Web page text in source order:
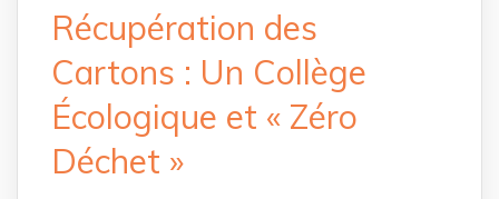
Récupération des
Cartons : Un Collège
Écologique et « Zéro
Déchet »